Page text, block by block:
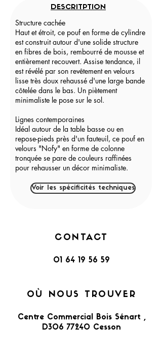
DESCRITPTION
Structure cachée
Haut et étroit, ce pouf en forme de cylindre
est construit autour d'une solide structure
en fibres de bois, rembourré de mousse et
entièrement recouvert. Assise tendance, il
est révélé par son revêtement en velours
lisse très doux rehaussé d'une large bande
côtelée dans le bas. Un piètement
minimaliste le pose sur le sol.
Lignes contemporaines
Idéal autour de la table basse ou en
repose-pieds près d'un fauteuil, ce pouf en
velours "Nofy" en forme de colonne
tronquée se pare de couleurs raffinées
pour rehausser un décor minimaliste.
Voir les spécificités techniques
CONTACT
01 64 19 56 59
OÙ NOUS TROUVER
Centre Commercial Bois Sénart ,
D306 77240 Cesson​